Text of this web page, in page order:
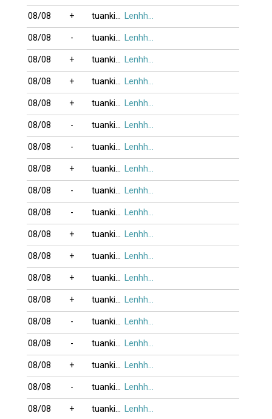
08/08 + tuankim Lenhho_xung
08/08 - tuankim Lenhho_xung
08/08 + tuankim Lenhho_xung
08/08 + tuankim Lenhho_xung
08/08 + tuankim Lenhho_xung
08/08 - tuankim Lenhho_xung
08/08 - tuankim Lenhho_xung
08/08 + tuankim Lenhho_xung
08/08 - tuankim Lenhho_xung
08/08 - tuankim Lenhho_xung
08/08 + tuankim Lenhho_xung
08/08 + tuankim Lenhho_xung
08/08 + tuankim Lenhho_xung
08/08 + tuankim Lenhho_xung
08/08 - tuankim Lenhho_xung
08/08 - tuankim Lenhho_xung
08/08 + tuankim Lenhho_xung
08/08 - tuankim Lenhho_xung
08/08 + tuankim Lenhho_xung